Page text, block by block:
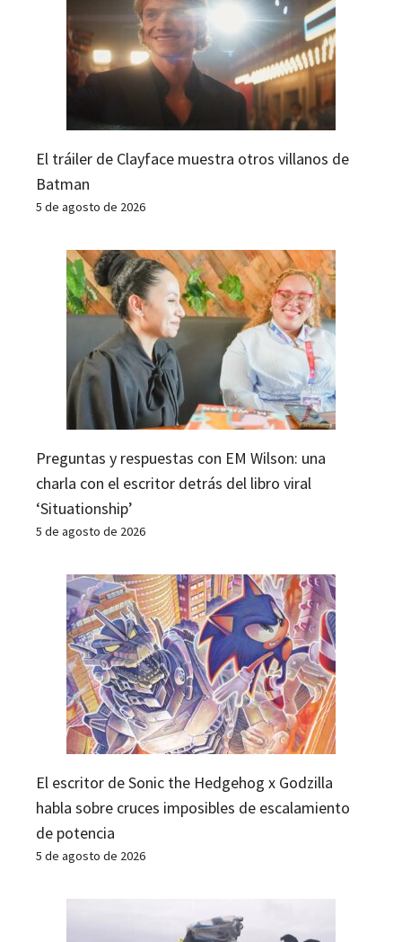
El tráiler de Clayface muestra otros villanos de
Batman
5 de agosto de 2026
Preguntas y respuestas con EM Wilson: una
charla con el escritor detrás del libro viral
‘Situationship’
5 de agosto de 2026
El escritor de Sonic the Hedgehog x Godzilla
habla sobre cruces imposibles de escalamiento
de potencia
5 de agosto de 2026